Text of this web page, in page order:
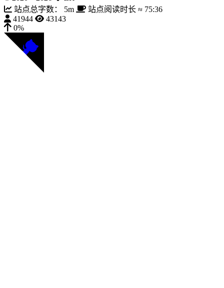
站点总字数：
5m 站点阅读时长 ≈ 75:36
41944
43143
0%